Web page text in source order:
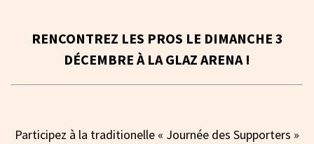
RENCONTREZ LES PROS LE DIMANCHE 3
DÉCEMBRE À LA GLAZ ARENA !
Participez à la traditionelle « Journée des Supporters »